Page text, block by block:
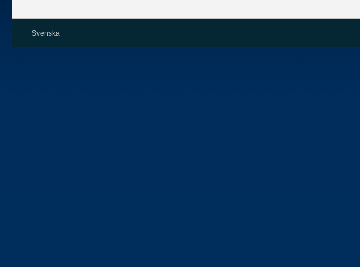
Svenska